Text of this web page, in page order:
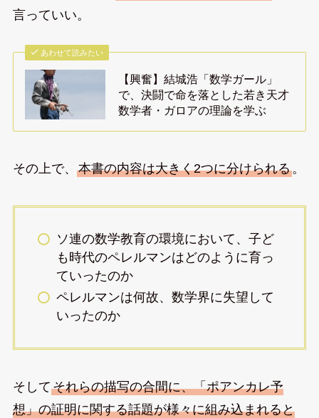
言っていい。
あわせて読みたい
【興奮】結城浩「数学ガール」
で、決闘で命を落とした若き天才
数学者・ガロアの理論を学ぶ
その上で、 本書の内容は大きく2つに分けられる。
ソ連の数学教育の環境において、子ど
も時代のペレルマンはどのように育っ
ていったのか
ペレルマンは何故、数学界に失望して
いったのか
そしてそれらの描写の合間に、「ポアンカレ予
想」の証明に関する話題が様々に組み込まれると